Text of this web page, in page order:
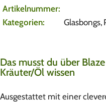
Artikelnummer:
Kategorien:
Glasbongs,
Das musst du über
Kräuter/Öl wissen
Ausgestattet mit einer